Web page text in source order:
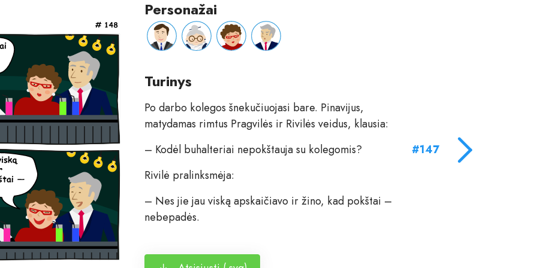
Personažai
Turinys
Po darbo kolegos šnekučiuojasi bare. Pinavijus,
matydamas rimtus Pragvilės ir Rivilės veidus, klausia:
– Kodėl buhalteriai nepokštauja su kolegomis?
Rivilė pralinksmėja:
– Nes jie jau viską apskaičiavo ir žino, kad pokštai –
nebepadės.
#147